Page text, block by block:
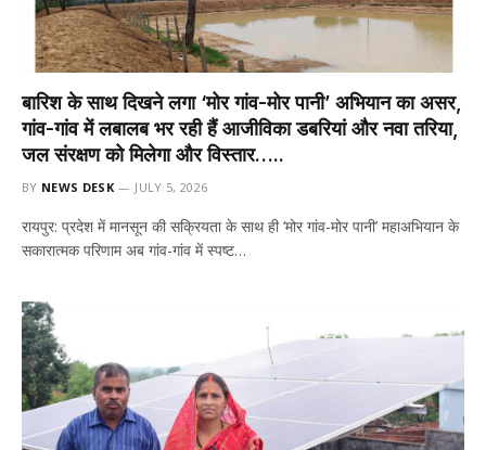
बारिश के साथ दिखने लगा ‘मोर गांव-मोर पानी’ अभियान का असर,
गांव-गांव में लबालब भर रही हैं आजीविका डबरियां और नवा तरिया,
जल संरक्षण को मिलेगा और विस्तार…..
BY NEWS DESK JULY 5, 2026
रायपुर: प्रदेश में मानसून की सक्रियता के साथ ही ‘मोर गांव-मोर पानी’ महाअभियान के
सकारात्मक परिणाम अब गांव-गांव में स्पष्ट…